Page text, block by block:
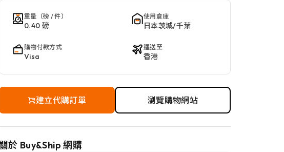
重量（磅 / 件）
0.40 磅
使用倉庫
日本茨城/千葉
購物付款方式
Visa
運送至
香港
建立代購訂單 瀏覽購物網站
關於 Buy&Ship 網購